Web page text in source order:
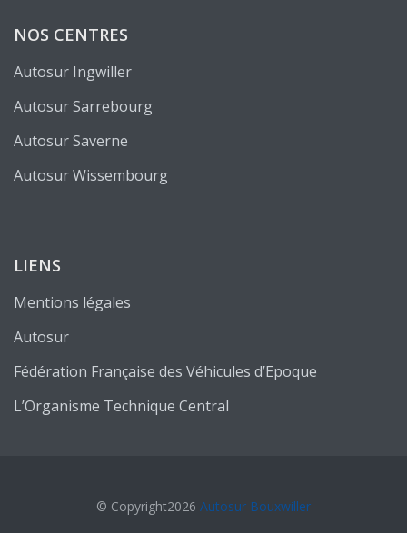
NOS CENTRES
Autosur Ingwiller
Autosur Sarrebourg
Autosur Saverne
Autosur Wissembourg
LIENS
Mentions légales
Autosur
Fédération Française des Véhicules d’Epoque
L’Organisme Technique Central
© Copyright2026 Autosur Bouxwiller